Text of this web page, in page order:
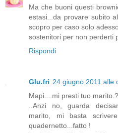
Ma che buoni questi
estasi...da provare subito
scopro per caso solo
sostenitori per non perderti
Rispondi
Glu.fri 24 giugno 2011 alle
Mapi....mi presti tuo marito.?
..Anzi no, guarda
marito, mi basta
quadernetto...fatto !